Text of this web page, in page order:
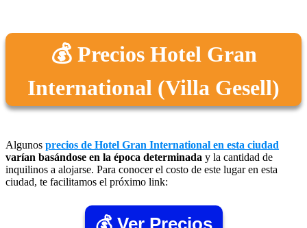
💰 Precios Hotel Gran
International (Villa Gesell)
Algunos precios de Hotel Gran International en esta ciudad
varían basándose en la época determinada y la cantidad de
inquilinos a alojarse. Para conocer el costo de este lugar en esta
ciudad, te facilitamos el próximo link:
💰 Ver Precios